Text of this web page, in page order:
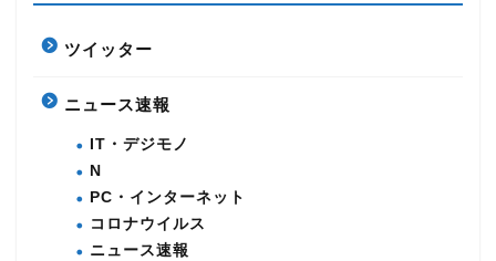
ツイッター
ニュース速報
IT・デジモノ
N
PC・インターネット
コロナウイルス
ニュース速報